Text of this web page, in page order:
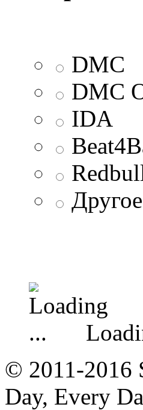
DMC
DMC
IDA
Другое
© 2011-2016
Day, Every